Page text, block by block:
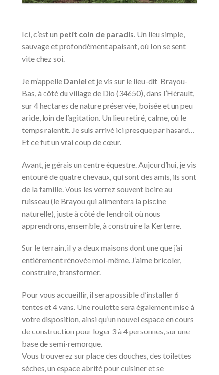
Ici, c’est un petit coin de paradis. Un lieu simple,
sauvage et profondément apaisant, où l’on se sent
vite chez soi.
Je m’appelle Daniel et je vis sur le lieu-dit Brayou-
Bas, à côté du village de Dio (34650), dans l’Hérault,
sur 4 hectares de nature préservée, boisée et un peu
aride, loin de l’agitation. Un lieu retiré, calme, où le
temps ralentit. Je suis arrivé ici presque par hasard…
Et ce fut un vrai coup de cœur.
Avant, je gérais un centre équestre. Aujourd’hui, je vis
entouré de quatre chevaux, qui sont des amis, ils sont
de la famille. Vous les verrez souvent boire au
ruisseau (le Brayou qui alimentera la piscine
naturelle), juste à côté de l’endroit où nous
apprendrons, ensemble, à construire la Kerterre.
Sur le terrain, il y a deux maisons dont une que j’ai
entièrement rénovée moi-même. J’aime bricoler,
construire, transformer.
Pour vous accueillir, il sera possible d’installer 6
tentes et 4 vans. Une roulotte sera également mise à
votre disposition, ainsi qu’un nouvel espace en cours
de construction pour loger 3 à 4 personnes, sur une
base de semi-remorque.
Vous trouverez sur place des douches, des toilettes
sèches, un espace abrité pour cuisiner et se